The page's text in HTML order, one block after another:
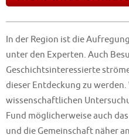
In der Region ist die
unter den Experten. Auch
Geschichtsinteressierte
dieser Entdeckung zu
wissenschaftlichen
Fund möglicherweise auch
und die Gemeinschaft näher